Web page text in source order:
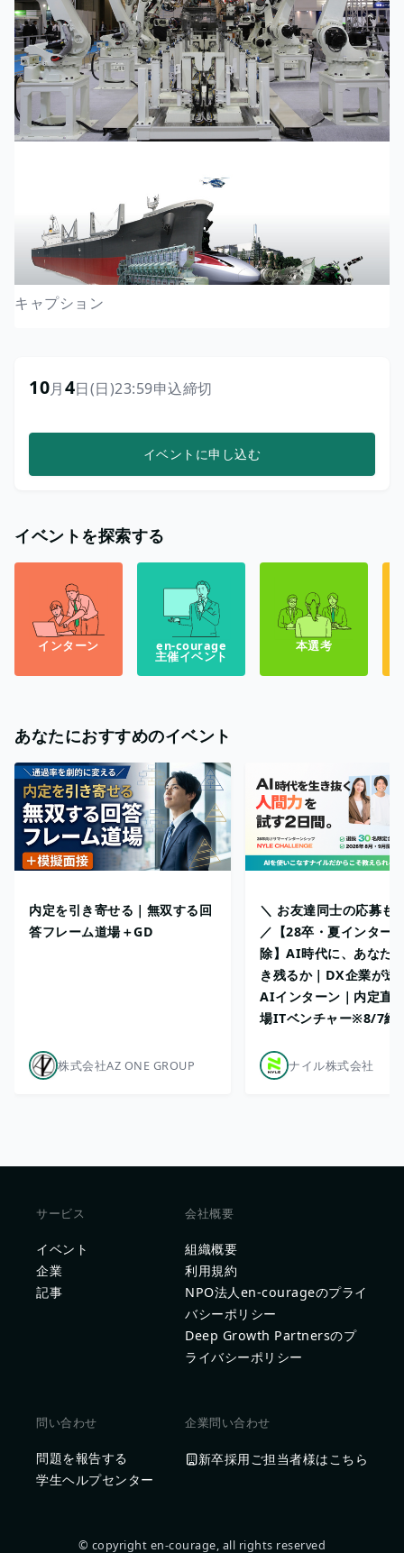
キャプション
イベントを探索する
インターン en-courage
主催イベント
本選考
あなたにおすすめのイベント
内定を引き寄せる｜無双する回
答フレーム道場＋GD
株式会社AZ ONE GROUP
＼ お友達同士の応募も
／【28卒・夏インター
除】AI時代に、あなた
き残るか｜DX企業が送
AIインターン｜内定直
場ITベンチャー※8/7締
ナイル株式会社
10月4日(日)23:59申込締切
イベントに申し込む
サービス
イベント
企業
記事
会社概要
組織概要
利用規約
NPO法人en-courageのプライ
バシーポリシー
Deep Growth Partnersのプ
ライバシーポリシー
問い合わせ
問題を報告する
学生ヘルプセンター
企業問い合わせ
新卒採用ご担当者様はこちら
© copyright en-courage, all rights reserved